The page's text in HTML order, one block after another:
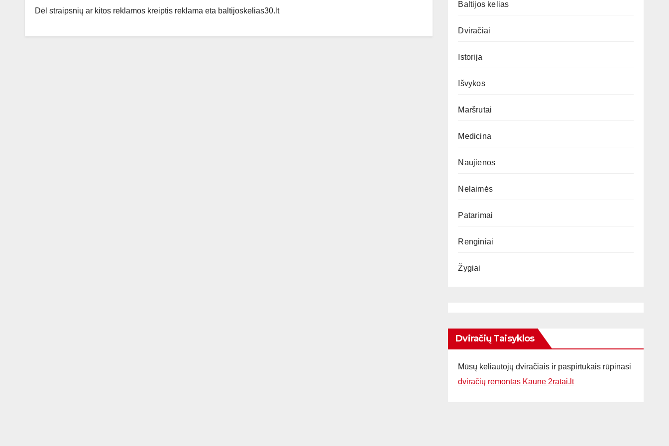
Dėl straipsnių ar kitos reklamos kreiptis reklama eta baltijoskelias30.lt
Baltijos kelias
Dviračiai
Istorija
Išvykos
Maršrutai
Medicina
Naujienos
Nelaimės
Patarimai
Renginiai
Žygiai
Dviračių Taisyklos
Mūsų keliautojų dviračiais ir paspirtukais rūpinasi
dviračių remontas Kaune 2ratai.lt